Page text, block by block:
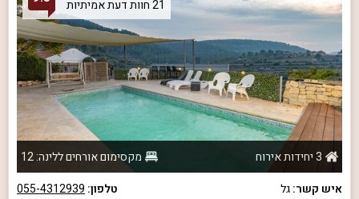
21 חוות דעת אמיתיות
3 יחידות אירוח
מקסימום אורחים ללינה: 12
איש קשר:גל טלפון: 055-4312939